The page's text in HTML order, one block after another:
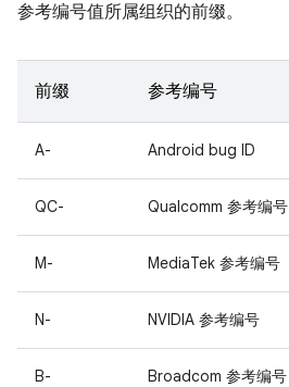
参考编号值所属组织的前缀。
前缀 参考编号
A- Android bug ID
QC- Qualcomm 参考编号
M- MediaTek 参考编号
N- NVIDIA 参考编号
B- Broadcom 参考编号